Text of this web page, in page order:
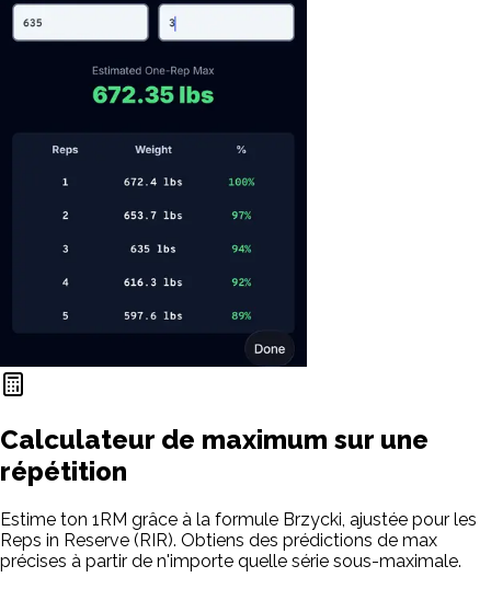
Calculateur de maximum sur une
répétition
Estime ton 1RM grâce à la formule Brzycki, ajustée pour les
Reps in Reserve (RIR). Obtiens des prédictions de max
précises à partir de n'importe quelle série sous-maximale.